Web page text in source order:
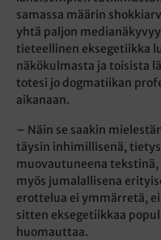
samassa määrin
yhtä paljon
tieteellinen eksegetiikka
näkökulmasta ja toisista
totesi jo dogmatiikan
aikanaan.
– Näin se saakin
täysin inhimillisenä,
muovautuneena
myös jumalallisena
erottelua ei ymmärretä,
sitten eksegetiikkaa
huomauttaa.